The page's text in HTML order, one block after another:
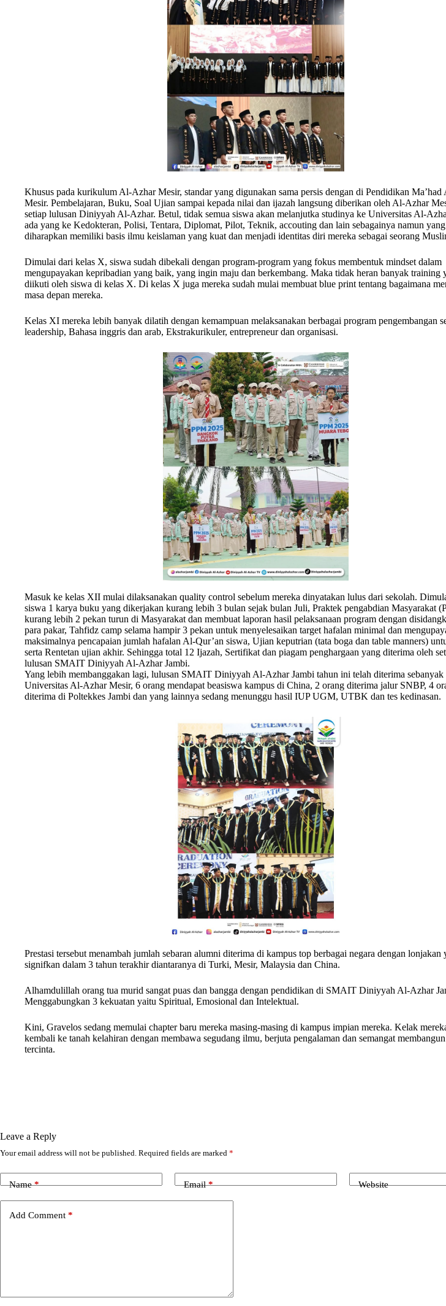
Khusus pada kurikulum Al-Azhar Mesir, standar yang digunakan sama persis dengan di Pendidikan
Mesir. Pembelajaran, Buku, Soal Ujian sampai kepada nilai dan ijazah langsung diberikan oleh Al-Azhar
setiap lulusan Diniyyah Al-Azhar. Betul, tidak semua siswa akan melanjutka studinya ke Universitas Al-
ada yang ke Kedokteran, Polisi, Tentara, Diplomat, Pilot, Teknik, accouting dan lain sebagainya namun yang
diharapkan memiliki basis ilmu keislaman yang kuat dan menjadi identitas diri mereka sebagai seorang
Dimulai dari kelas X, siswa sudah dibekali dengan program-program yang fokus membentuk mindset dalam
mengupayakan kepribadian yang baik, yang ingin maju dan berkembang. Maka tidak heran banyak training
diikuti oleh siswa di kelas X. Di kelas X juga mereka sudah mulai membuat blue print tentang bagaimana
masa depan mereka.
Kelas XI mereka lebih banyak dilatih dengan kemampuan melaksanakan berbagai program pengembangan
leadership, Bahasa inggris dan arab, Ekstrakurikuler, entrepreneur dan organisasi.
Masuk ke kelas XII mulai dilaksanakan quality control sebelum mereka dinyatakan lulus dari sekolah.
siswa 1 karya buku yang dikerjakan kurang lebih 3 bulan sejak bulan Juli, Praktek pengabdian Masyarakat
kurang lebih 2 pekan turun di Masyarakat dan membuat laporan hasil pelaksanaan program dengan
para pakar, Tahfidz camp selama hampir 3 pekan untuk menyelesaikan target hafalan minimal dan
maksimalnya pencapaian jumlah hafalan Al-Qur’an siswa, Ujian keputrian (tata boga dan table manners)
serta Rentetan ujian akhir. Sehingga total 12 Ijazah, Sertifikat dan piagam penghargaan yang diterima oleh
lulusan SMAIT Diniyyah Al-Azhar Jambi.
Yang lebih membanggakan lagi, lulusan SMAIT Diniyyah Al-Azhar Jambi tahun ini telah diterima sebanyak
Universitas Al-Azhar Mesir, 6 orang mendapat beasiswa kampus di China, 2 orang diterima jalur SNBP, 4
diterima di Poltekkes Jambi dan yang lainnya sedang menunggu hasil IUP UGM, UTBK dan tes kedinasan.
Prestasi tersebut menambah jumlah sebaran alumni diterima di kampus top berbagai negara dengan lonjakan
signifkan dalam 3 tahun terakhir diantaranya di Turki, Mesir, Malaysia dan China.
Alhamdulillah orang tua murid sangat puas dan bangga dengan pendidikan di SMAIT Diniyyah Al-Azhar
Menggabungkan 3 kekuatan yaitu Spiritual, Emosional dan Intelektual.
Kini, Gravelos sedang memulai chapter baru mereka masing-masing di kampus impian mereka. Kelak
kembali ke tanah kelahiran dengan membawa segudang ilmu, berjuta pengalaman dan semangat
tercinta.
Leave a Reply
Your email address will not be published. Required fields are marked *
Name* Email* Website
Add Comment *